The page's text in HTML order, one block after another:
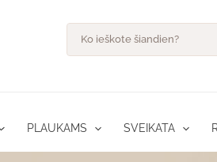
search
PLAUKAMS SVEIKATA